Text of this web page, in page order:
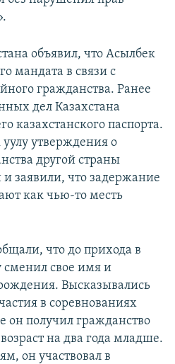
объявил, что Асылбек
мандата в связи с
гражданства. Ранее
дел Казахстана
казахстанского паспорта.
утверждения о
другой страны
заявили, что задержание
как чью-то месть
что до прихода в
сменил свое имя и
Высказывались
в соревнованиях
он получил гражданство
на два года младше.
он участвовал в